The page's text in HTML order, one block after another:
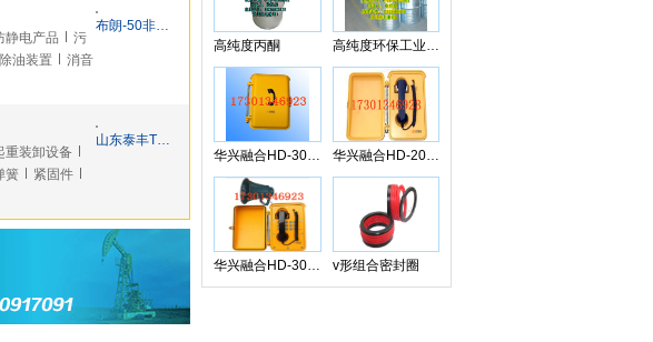
静电产品
污
油装置
消音
布朗-50非贮压管网式脉冲干粉自动灭火装置
重装卸设备
簧
紧固件
山东泰丰TCF1-H80B充液阀，带预卸
高纯度丙酮 高纯度环保工业级甲醇
华兴融合HD-300F 华兴融合HD-200FZ
华兴融合HD-300KF v形组合密封圈